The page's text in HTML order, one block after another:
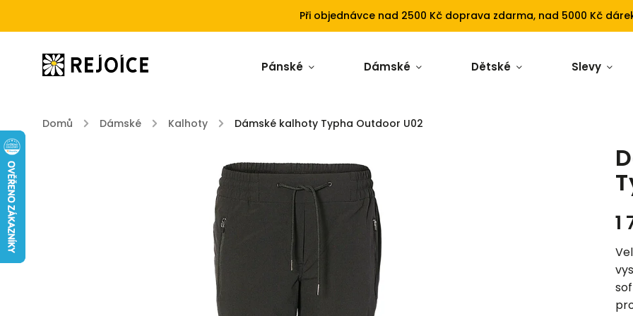
Při objednávce nad 2500 Kč doprava zdarma, nad 5000 Kč
Pánské Dámské Dětské Slevy
Domů / Dámské / Kalhoty / Dámské kalhoty Typha Outdoor U02
1